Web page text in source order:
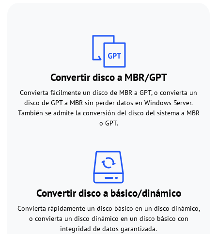
Convertir disco a MBR/GPT
Convierta fácilmente un disco de MBR a GPT, o convierta un
disco de GPT a MBR sin perder datos en Windows Server.
También se admite la conversión del disco del sistema a MBR
o GPT.
Convertir disco a básico/dinámico
Convierta rápidamente un disco básico en un disco dinámico,
o convierta un disco dinámico en un disco básico con
integridad de datos garantizada.